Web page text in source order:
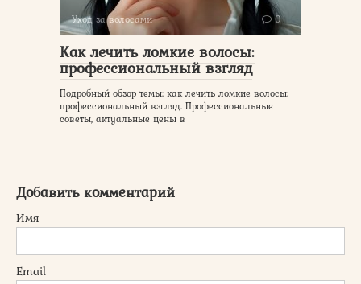
Уход за волосами 0
Как лечить ломкие волосы:
профессиональный взгляд
Подробный обзор темы: как лечить ломкие волосы:
профессиональный взгляд. Профессиональные
советы, актуальные цены в
Добавить комментарий
Имя
Email